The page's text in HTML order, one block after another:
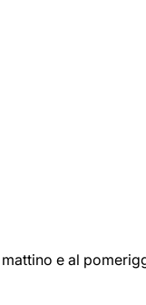
e al